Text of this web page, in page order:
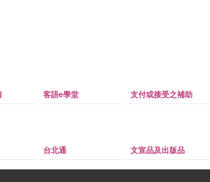
客語e學堂 支付或接受之補助
台北通 文宣品及出版品